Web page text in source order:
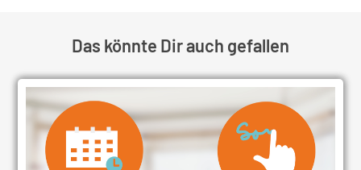
Das könnte Dir auch gefallen